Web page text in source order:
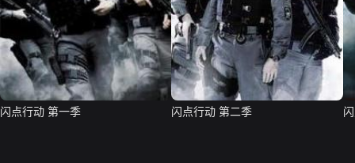
闪点行动 第一季 闪点行动 第二季